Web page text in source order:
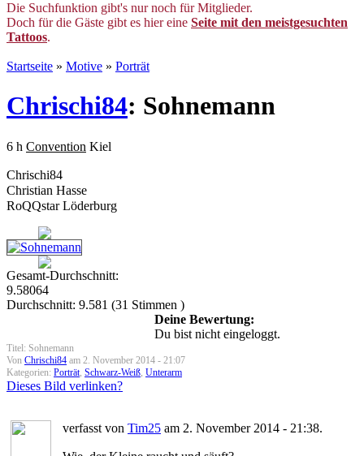
Die Suchfunktion gibt's nur noch für Mitglieder.
Doch für die Gäste gibt es hier eine Seite mit den meistgesuchten
Tattoos.
Startseite » Motive » Porträt
Chrischi84: Sohnemann
6 h Convention Kiel
Chrischi84
Christian Hasse
RoQQstar Löderburg
Gesamt-Durchschnitt:
9.58064
Durchschnitt: 9.581 (31 Stimmen )
Deine Bewertung:
Du bist nicht eingeloggt.
Titel: Sohnemann
Von Chrischi84 am 2. November 2014 - 21:07
Kategorien: Porträt, Schwarz-Weiß, Unterarm
Dieses Bild verlinken?
verfasst von Tim25 am 2. November 2014 - 21:38.